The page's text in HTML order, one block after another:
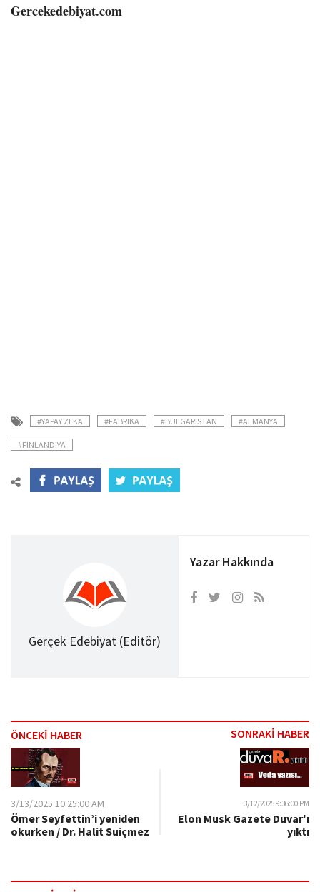
Gercekedebiyat.com
#YAPAY ZEKA #FABRIKA #BULGARISTAN #ALMANYA
#FINLANDIYA
Gerçek Edebiyat (Editör)
Yazar Hakkında
ÖNCEKİ HABER SONRAKİ HABER
3/13/2025 10:25:00 AM
Ömer Seyfettin’i yeniden
okurken / Dr. Halit Suiçmez
3/12/2025 9:36:00 PM
Elon Musk Gazete Duvar'ı
yıktı